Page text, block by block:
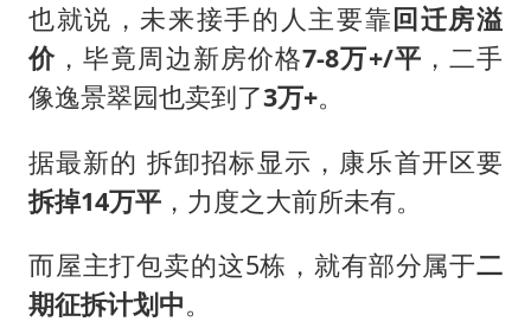
也就说，未来接手的人主要靠回迁房溢
价 ，毕竟周边新房价格7-8万+/平 ，二手
像逸景翠园也卖到了3万+。
据最新的 拆卸招标显示，康乐首开区要
拆掉14万平，力度之大前所未有。
而屋主打包卖的这5栋，就有部分属于二
期征拆计划中。